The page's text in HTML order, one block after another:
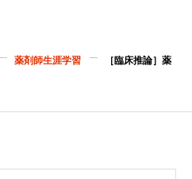
薬剤師生涯学習
［臨床推論］薬